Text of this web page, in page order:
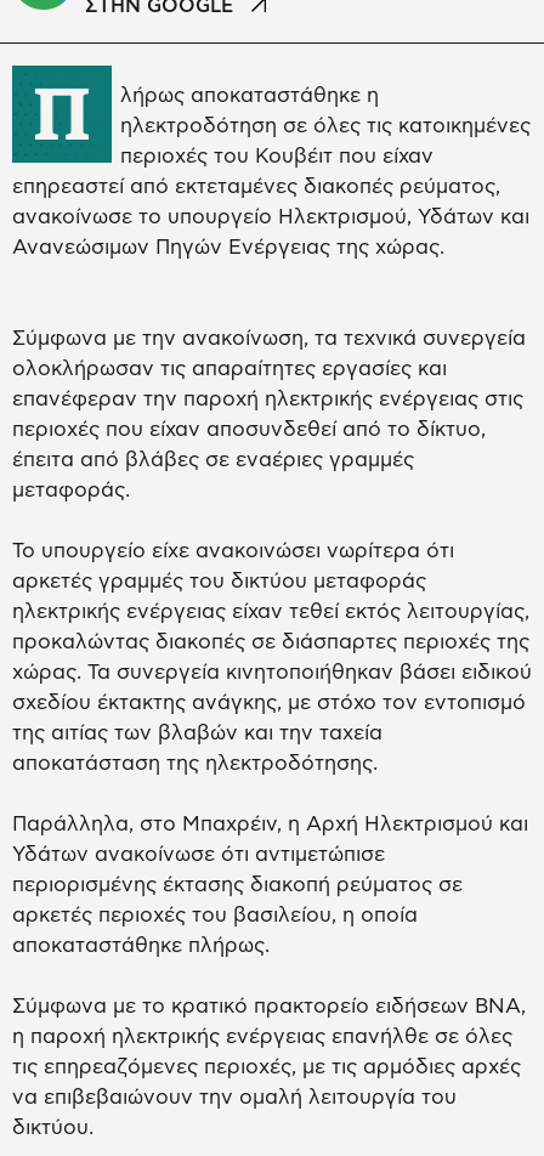
ΣΤΗΝ GOOGLE
Π
λήρως αποκαταστάθηκε η
ηλεκτροδότηση σε όλες τις κατοικημένες
περιοχές του Κουβέιτ που είχαν
επηρεαστεί από εκτεταμένες διακοπές ρεύματος,
ανακοίνωσε το υπουργείο Ηλεκτρισμού, Υδάτων και
Ανανεώσιμων Πηγών Ενέργειας της χώρας.
Σύμφωνα με την ανακοίνωση, τα τεχνικά συνεργεία
ολοκλήρωσαν τις απαραίτητες εργασίες και
επανέφεραν την παροχή ηλεκτρικής ενέργειας στις
περιοχές που είχαν αποσυνδεθεί από το δίκτυο,
έπειτα από βλάβες σε εναέριες γραμμές
μεταφοράς.
Το υπουργείο είχε ανακοινώσει νωρίτερα ότι
αρκετές γραμμές του δικτύου μεταφοράς
ηλεκτρικής ενέργειας είχαν τεθεί εκτός λειτουργίας,
προκαλώντας διακοπές σε διάσπαρτες περιοχές της
χώρας. Τα συνεργεία κινητοποιήθηκαν βάσει ειδικού
σχεδίου έκτακτης ανάγκης, με στόχο τον εντοπισμό
της αιτίας των βλαβών και την ταχεία
αποκατάσταση της ηλεκτροδότησης.
Παράλληλα, στο Μπαχρέιν, η Αρχή Ηλεκτρισμού και
Υδάτων ανακοίνωσε ότι αντιμετώπισε
περιορισμένης έκτασης διακοπή ρεύματος σε
αρκετές περιοχές του βασιλείου, η οποία
αποκαταστάθηκε πλήρως.
Σύμφωνα με το κρατικό πρακτορείο ειδήσεων BNA,
η παροχή ηλεκτρικής ενέργειας επανήλθε σε όλες
τις επηρεαζόμενες περιοχές, με τις αρμόδιες αρχές
να επιβεβαιώνουν την ομαλή λειτουργία του
δικτύου.